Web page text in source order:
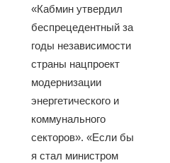
«Кабмин утвердил
беспрецедентный за
годы независимости
страны нацпроект
модернизации
энергетического и
коммунального
секторов». «Если бы
я стал министром